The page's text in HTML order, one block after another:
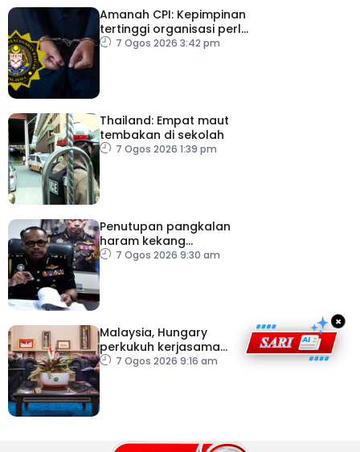
Amanah CPI: Kepimpinan
tertinggi organisasi perlu
pacu reformasi radikal
7 Ogos 2026 3:42 pm
Thailand: Empat maut
tembakan di sekolah
7 Ogos 2026 1:39 pm
Penutupan pangkalan
haram kekang
penyeludupan di
7 Ogos 2026 9:30 am
Malaysia, Hungary
perkukuh kerjasama
sektor pertanian
7 Ogos 2026 9:16 am
×